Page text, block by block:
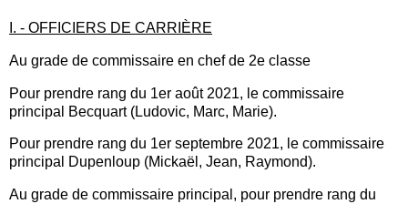
I. - OFFICIERS DE CARRIÈRE
Au grade de commissaire en chef de 2e classe
Pour prendre rang du 1er août 2021, le commissaire
principal Becquart (Ludovic, Marc, Marie).
Pour prendre rang du 1er septembre 2021, le commissaire
principal Dupenloup (Mickaël, Jean, Raymond).
Au grade de commissaire principal, pour prendre rang du